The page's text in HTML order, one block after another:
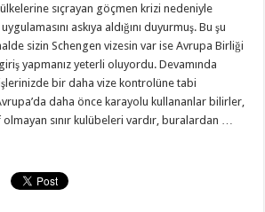
sıçrayan göçmen krizi nedeniyle
askıya aldığını duyurmuş. Bu şu
sizin Schengen vizesin var ise Avrupa Birliği
yapmanız yeterli oluyordu. Devamında
bir daha vize kontrolüne tabi
daha önce karayolu kullananlar bilirler,
sınır kulübeleri vardır, buralardan …